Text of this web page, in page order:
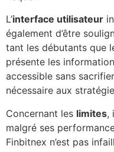
L’interface utilisateur
également d’être
tant les débutants que
présente les
accessible sans
nécessaire aux
Concernant les limites,
malgré ses
Finbitnex n’est pas